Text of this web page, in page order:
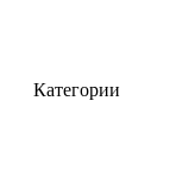
Категории